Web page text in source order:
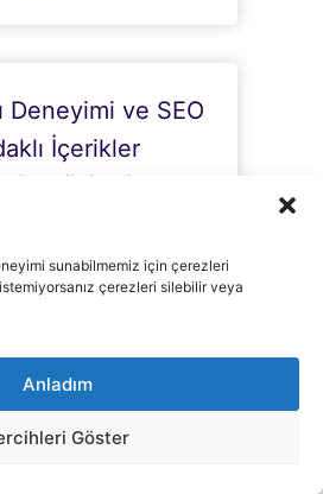
sunabilmemiz için çerezleri
istemiyorsanız çerezleri silebilir veya
Anladım
Göster
Deneyimi ve SEO
İçerikler
ihtiyaçlarını
uygun
Etkili İletişim